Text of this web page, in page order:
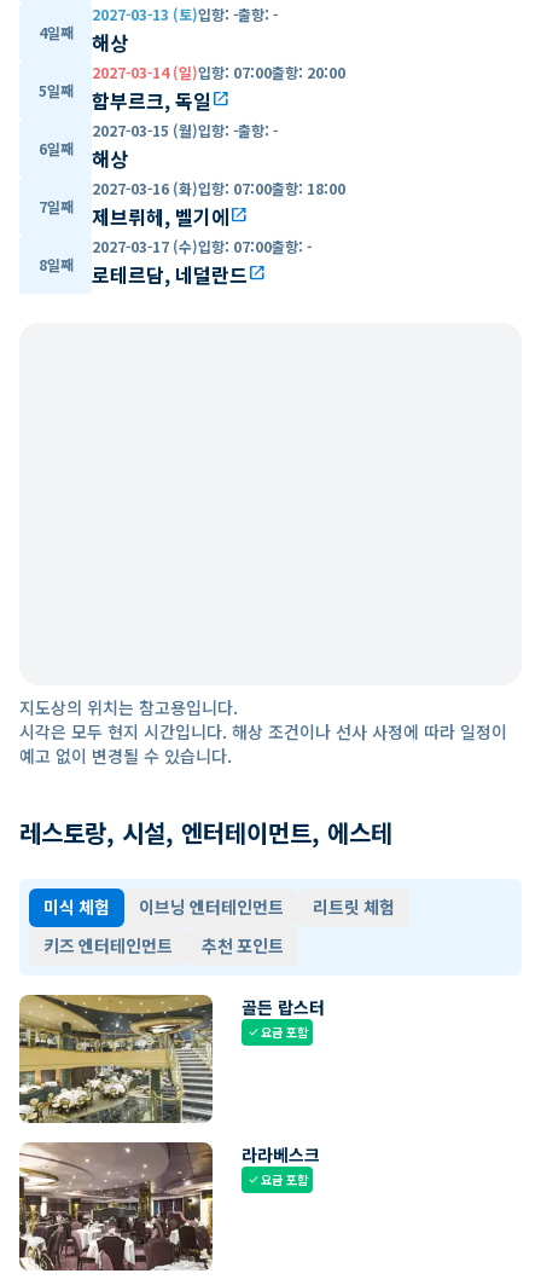
4일째
2027-03-13 (토)입항: -출항: -
해상
5일째
2027-03-14 (일)입항: 07:00출항: 20:00
함부르크, 독일 open_in_new
6일째
2027-03-15 (월)입항: -출항: -
해상
7일째
2027-03-16 (화)입항: 07:00출항: 18:00
제브뤼헤, 벨기에open_in_new
8일째
2027-03-17 (수)입항: 07:00출항: -
로테르담, 네덜란드open_in_new
지도상의 위치는 참고용입니다.
시각은 모두 현지 시간입니다. 해상 조건이나 선사 사정에 따라 일정이
예고 없이 변경될 수 있습니다.
레스토랑, 시설, 엔터테이먼트, 에스테
미식 체험 이브닝 엔터테인먼트
리트릿 체험
키즈 엔터테인먼트
추천 포인트
골든 랍스터
check요금 포함
라라베스크
check요금 포함